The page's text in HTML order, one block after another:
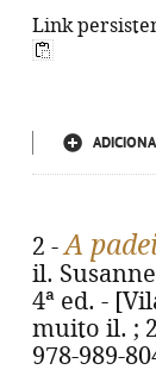
Link
2 -A
il.
4ª ed. -
muito il. ;
978-989-